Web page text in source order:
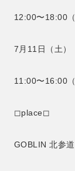
12:00〜18:00
7月11日（土）
11:00〜16:00
◻︎place◻︎
GOBLIN 北参道